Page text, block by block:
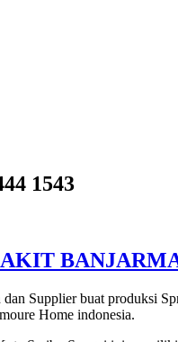
1543
dan Supplier buat produksi
Home indonesia.